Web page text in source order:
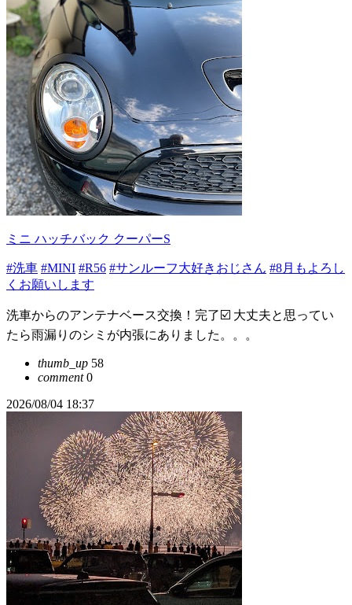
ミニ ハッチバック クーパーS
#洗車 #MINI #R56 #サンルーフ大好きおじさん #8月もよろし
くお願いします
洗車からのアンテナベース交換！完了☑️ 大丈夫と思ってい
たら雨漏りのシミが内張にありました。。。
thumb_up 58
comment0
2026/08/04 18:37